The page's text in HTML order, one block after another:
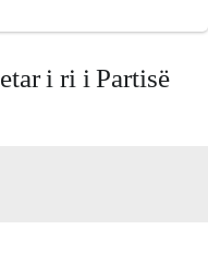
i ri i Partisë